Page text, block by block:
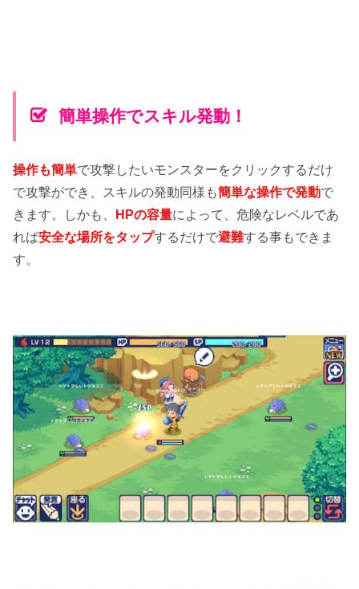
簡単操作でスキル発動！
操作も簡単で攻撃したいモンスターをクリックするだけ
で攻撃ができ、スキルの発動同様も簡単な操作で発動で
きます。しかも、 HPの容量によって、危険なレベルであ
れば安全な場所をタップするだけで避難する事もできま
す。